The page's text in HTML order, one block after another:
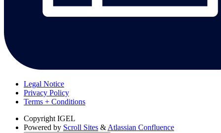
Legal Notice
Privacy Policy
Terms + Conditions
Copyright IGEL
Powered by Scroll Sites &Atlassian Confluence